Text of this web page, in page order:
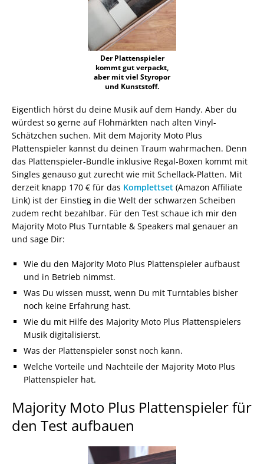
Der Plattenspieler
kommt gut verpackt,
aber mit viel Styropor
und Kunststoff.
Eigentlich hörst du deine Musik auf dem Handy. Aber du
würdest so gerne auf Flohmärkten nach alten Vinyl-
Schätzchen suchen. Mit dem Majority Moto Plus
Plattenspieler kannst du deinen Traum wahrmachen. Denn
das Plattenspieler-Bundle inklusive Regal-Boxen kommt mit
Singles genauso gut zurecht wie mit Schellack-Platten. Mit
derzeit knapp 170 € für das Komplettset (Amazon Affiliate
Link) ist der Einstieg in die Welt der schwarzen Scheiben
zudem recht bezahlbar. Für den Test schaue ich mir den
Majority Moto Plus Turntable & Speakers mal genauer an
und sage Dir:
Wie du den Majority Moto Plus Plattenspieler aufbaust
und in Betrieb nimmst.
Was Du wissen musst, wenn Du mit Turntables bisher
noch keine Erfahrung hast.
Wie du mit Hilfe des Majority Moto Plus Plattenspielers
Musik digitalisierst.
Was der Plattenspieler sonst noch kann.
Welche Vorteile und Nachteile der Majority Moto Plus
Plattenspieler hat.
Majority Moto Plus Plattenspieler für
den Test aufbauen